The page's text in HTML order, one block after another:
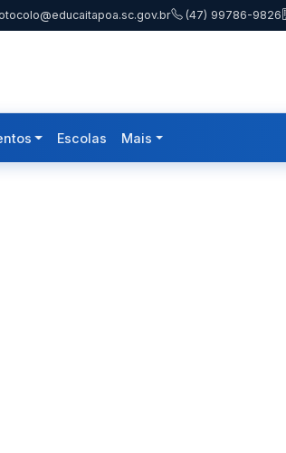
(47) 99786-9826
Escolas Mais